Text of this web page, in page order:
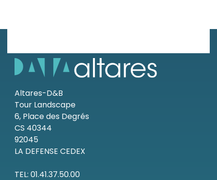
Altares-D&B
Tour Landscape
6, Place des Degrés
CS 40344
92045
LA DEFENSE CEDEX
TEL: 01.41.37.50.00